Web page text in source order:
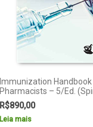
Immunization
Pharmacists – 5/Ed.
R$890,00
Leia mais